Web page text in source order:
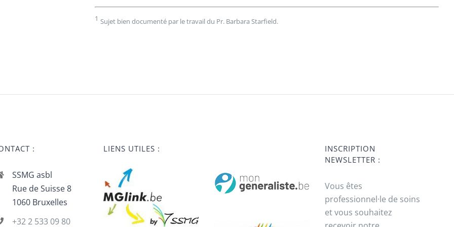
1 Sujet bien documenté par le travail du Pr. Barbara Starfield.
:
SSMG asbl
Rue de Suisse 8
1060 Bruxelles
+32 2 533 09 80
LIENS UTILES :
INSCRIPTION
NEWSLETTER :
Vous êtes
professionnel·le de soins
et vous souhaitez